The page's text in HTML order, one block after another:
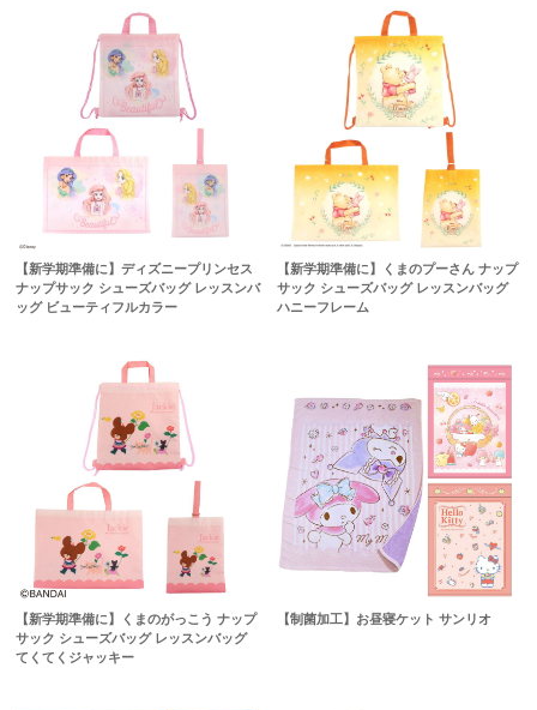
【新学期準備に】ディズニープリンセス
ナップサック シューズバッグ レッスンバ
ッグ ビューティフルカラー
【新学期準備に】くまのプーさん ナップ
サック シューズバッグ レッスンバッグ
ハニーフレーム
【新学期準備に】くまのがっこう ナップ
サック シューズバッグ レッスンバッグ
てくてくジャッキー
【制菌加工】お昼寝ケット サンリオ